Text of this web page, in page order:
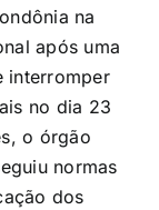
na
após uma
interromper
no dia 23
o órgão
normas
dos